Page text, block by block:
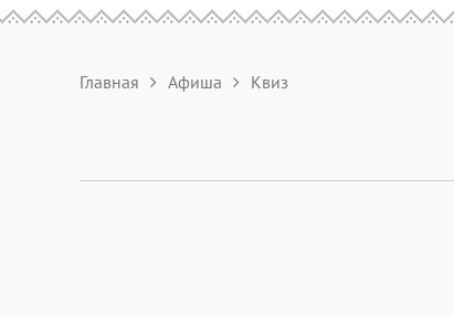
Главная Афиша Квиз